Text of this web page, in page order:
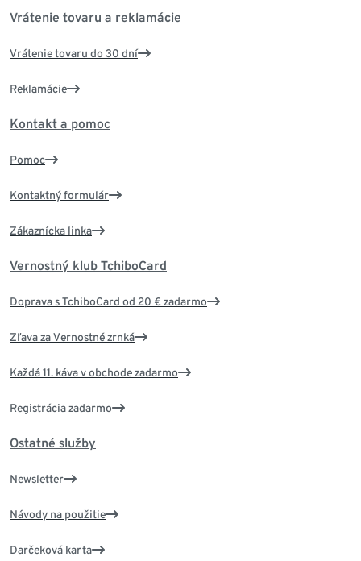
Vrátenie tovaru a reklamácie
Vrátenie tovaru do 30 dní
Reklamácie
Kontakt a pomoc
Pomoc
Kontaktný formulár
Zákaznícka linka
Vernostný klub TchiboCard
Doprava s TchiboCard od 20 € zadarmo
Zľava za Vernostné zrnká
Každá 11. káva v obchode zadarmo
Registrácia zadarmo
Ostatné služby
Newsletter
Návody na použitie
Darčeková karta